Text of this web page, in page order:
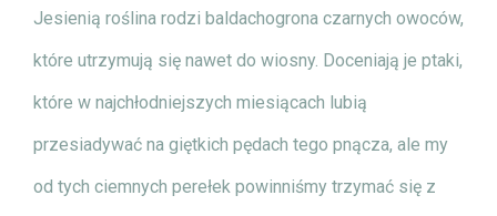
Jesienią roślina rodzi baldachogrona czarnych owoców,
które utrzymują się nawet do wiosny. Doceniają je ptaki,
które w najchłodniejszych miesiącach lubią
przesiadywać na giętkich pędach tego pnącza, ale my
od tych ciemnych perełek powinniśmy trzymać się z